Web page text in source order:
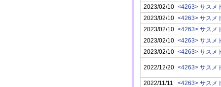
2023/02/10 <4263> サスメ
2023/02/10 <4263> サスメ
2023/02/10 <4263> サスメ
2023/02/10 <4263> サスメ
2023/02/10 <4263> サスメ
2022/12/20 <4263> サスメ
2022/11/11
<4263> サスメ